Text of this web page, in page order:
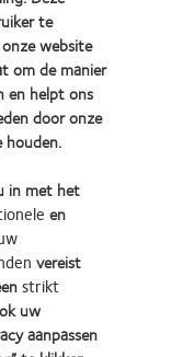
dat de gehele
ook deel uit-
samenwer-king
plastic-
de Vlierd
te
website
om de manier
en helpt ons
door onze
in met het
en
vereist
strikt
uw
aanpassen